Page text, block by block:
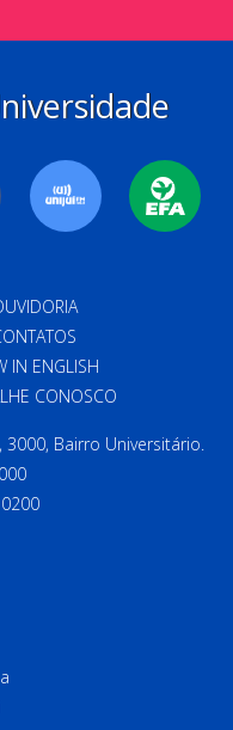
IN ENGLISH
CONOSCO
3000, Bairro Universitário.